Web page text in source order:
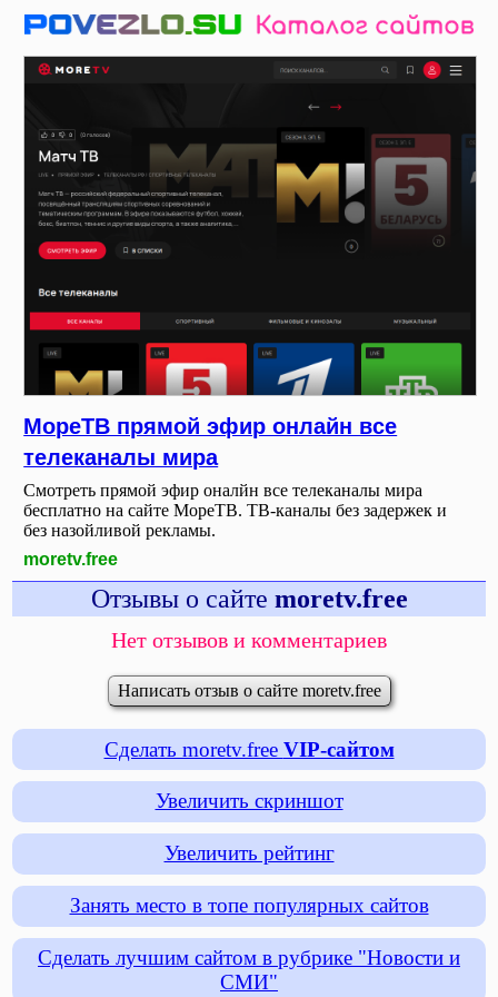
МореТВ прямой эфир онлайн все
телеканалы мира
Смотреть прямой эфир оналйн все телеканалы мира
бесплатно на сайте МореТВ. ТВ-каналы без задержек и
без назойливой рекламы.
moretv.free
Отзывы о сайте moretv.free
Нет отзывов и комментариев
Написать отзыв о сайте moretv.free
Сделать moretv.free VIP-сайтом
Увеличить скриншот
Увеличить рейтинг
Занять место в топе популярных сайтов
Сделать лучшим сайтом в рубрике "Новости и
СМИ"